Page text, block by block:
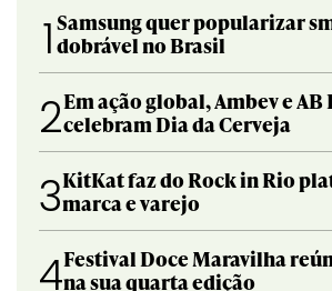
1 Samsung quer popularizar
dobrável no Brasil
2Em ação global, Ambev e AB
celebram Dia da Cerveja
3KitKat faz do Rock in Rio
marca e varejo
4Festival Doce Maravilha
na sua quarta edição